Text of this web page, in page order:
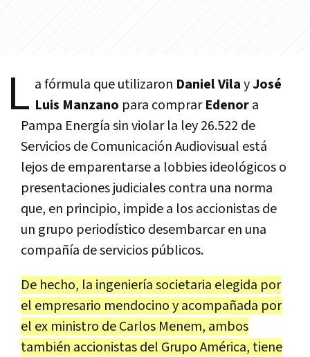
L a fórmula que utilizaron Daniel VilayJosé
Luis Manzano para comprarEdenora
Pampa Energía sin violar la ley 26.522 de
Servicios de Comunicación Audiovisual está
lejos de emparentarse a lobbies ideológicos o
presentaciones judiciales contra una norma
que, en principio, impide a los accionistas de
un grupo periodístico desembarcar en una
compañía de servicios públicos.
De hecho, la ingeniería societaria elegida por
el empresario mendocino y acompañada por
el ex ministro de Carlos Menem, ambos
también accionistas del Grupo América, tiene